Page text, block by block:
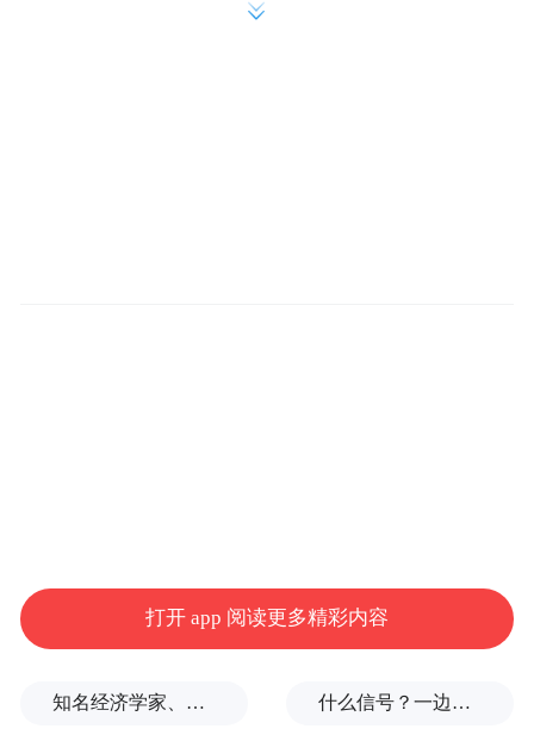
涡轮增压汽油发动机，其动力输出将会达到
383马力（约合286千瓦），S版本的最大输
性能更强的、带有电动增益系统的发动机也
打开 app 阅读更多精彩内容
知名经济学家、教育家、出版人高希均辞世，享年90岁 什么信号？一边金价大跌，一边各国央行一直买